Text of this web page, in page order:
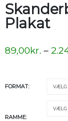
Plakat
89,00kr. –
FORMAT
RAMME